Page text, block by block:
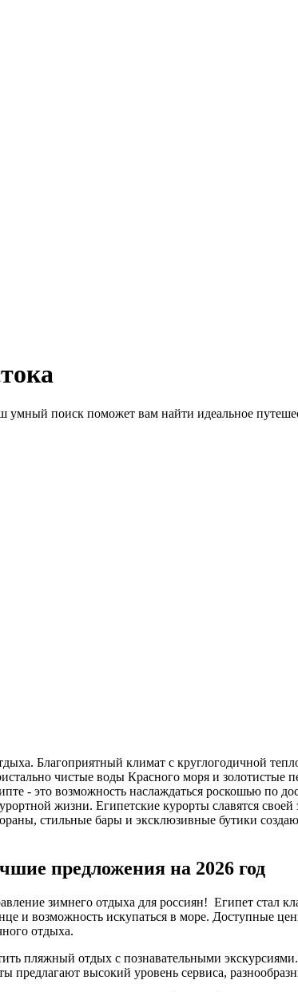
умный поиск поможет вам найти идеальное
Благоприятный климат с круглогодичной
чистые воды Красного моря и золотистые
- это возможность наслаждаться роскошью по
жизни. Египетские курорты славятся
стильные бары и эксклюзивные бутики
предложения на 2026 год
зимнего отдыха для россиян! Египет стал
и возможность искупаться в море. Доступные
отдыха.
пляжный отдых с познавательными
высокий уровень сервиса,